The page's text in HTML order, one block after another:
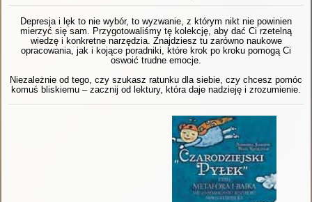
Depresja i lęk to nie wybór, to wyzwanie, z którym nikt nie powinien
mierzyć się sam. Przygotowaliśmy tę kolekcję, aby dać Ci rzetelną
wiedzę i konkretne narzędzia. Znajdziesz tu zarówno naukowe
opracowania, jak i kojące poradniki, które krok po kroku pomogą Ci
oswoić trudne emocje.
Niezależnie od tego, czy szukasz ratunku dla siebie, czy chcesz pomóc
komuś bliskiemu – zacznij od lektury, która daje nadzieję i zrozumienie.